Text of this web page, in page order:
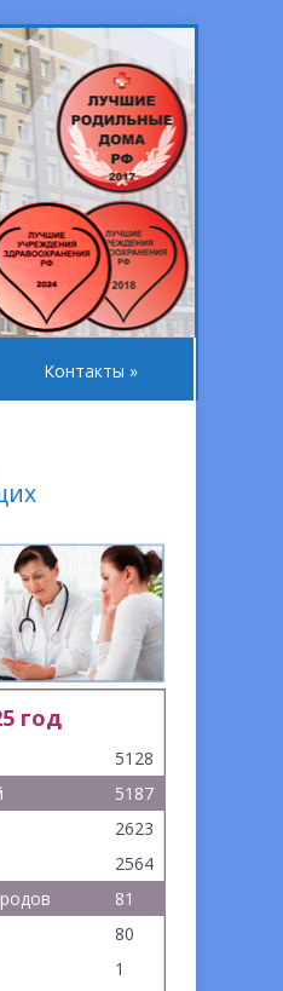
Контакты »
год
5128
5187
2623
2564
81
80
1